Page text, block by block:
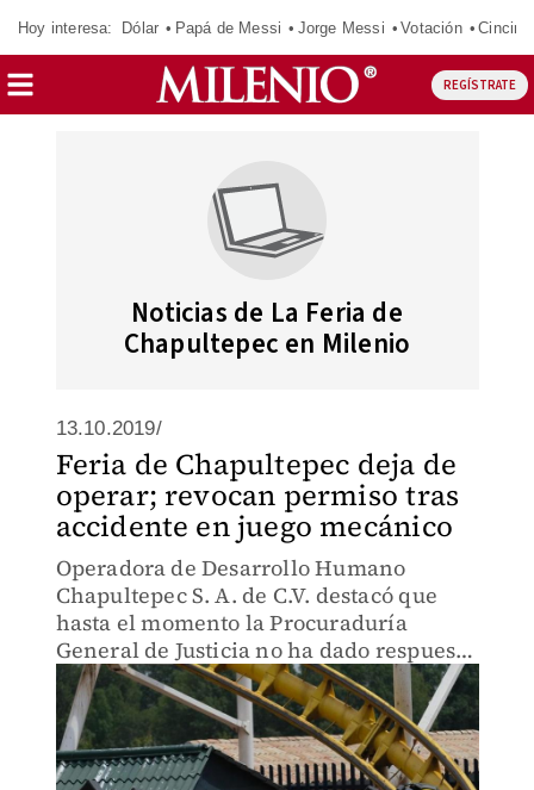
Hoy interesa: Dólar Papá de Messi Jorge Messi Votación
REGÍSTRATE
Noticias de La Feria de
Chapultepec en Milenio
13.10.2019/
Feria de Chapultepec deja de
operar; revocan permiso tras
accidente en juego mecánico
Operadora de Desarrollo Humano
Chapultepec S. A. de C.V. destacó que
hasta el momento la Procuraduría
General de Justicia no ha dado respuesta
para el ingreso de los peritos.